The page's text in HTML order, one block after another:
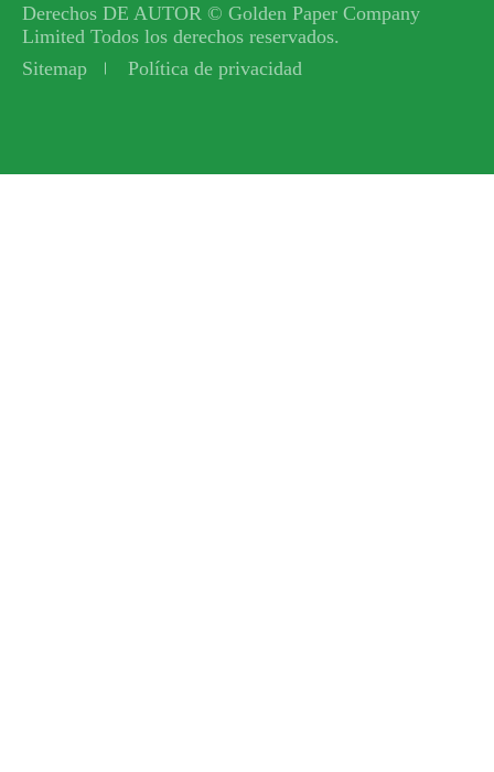
Derechos DE AUTOR © Golden Paper Company
Limited Todos los derechos reservados.
Sitemap
Política de privacidad